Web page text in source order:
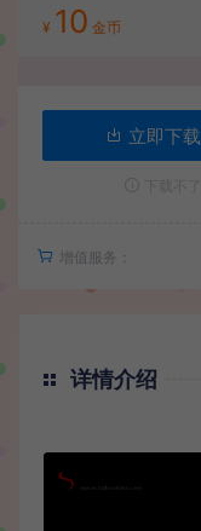
¥ 10 金币
立即下载
增值服务：
详情介绍